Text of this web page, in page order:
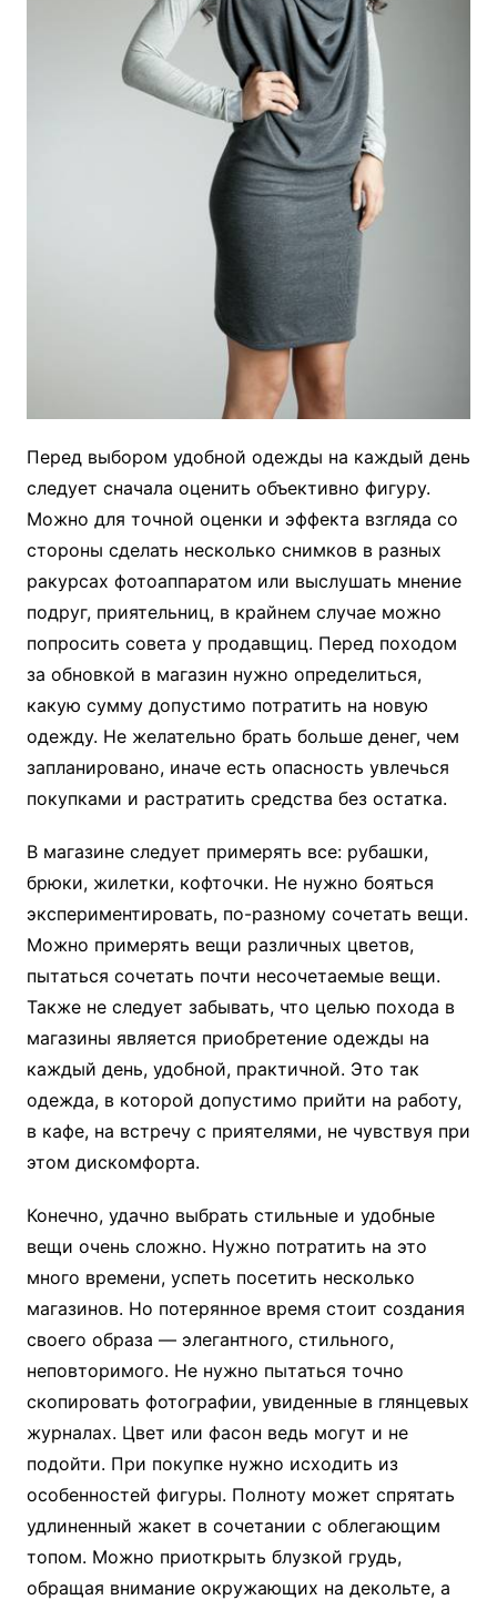
Перед выбором удобной одежды на каждый день
следует сначала оценить объективно фигуру.
Можно для точной оценки и эффекта взгляда со
стороны сделать несколько снимков в разных
ракурсах фотоаппаратом или выслушать мнение
подруг, приятельниц, в крайнем случае можно
попросить совета у продавщиц. Перед походом
за обновкой в магазин нужно определиться,
какую сумму допустимо потратить на новую
одежду. Не желательно брать больше денег, чем
запланировано, иначе есть опасность увлечься
покупками и растратить средства без остатка.
В магазине следует примерять все: рубашки,
брюки, жилетки, кофточки. Не нужно бояться
экспериментировать, по-разному сочетать вещи.
Можно примерять вещи различных цветов,
пытаться сочетать почти несочетаемые вещи.
Также не следует забывать, что целью похода в
магазины является приобретение одежды на
каждый день, удобной, практичной. Это так
одежда, в которой допустимо прийти на работу,
в кафе, на встречу с приятелями, не чувствуя при
этом дискомфорта.
Конечно, удачно выбрать стильные и удобные
вещи очень сложно. Нужно потратить на это
много времени, успеть посетить несколько
магазинов. Но потерянное время стоит создания
своего образа — элегантного, стильного,
неповторимого. Не нужно пытаться точно
скопировать фотографии, увиденные в глянцевых
журналах. Цвет или фасон ведь могут и не
подойти. При покупке нужно исходить из
особенностей фигуры. Полноту может спрятать
удлиненный жакет в сочетании с облегающим
топом. Можно приоткрыть блузкой грудь,
обращая внимание окружающих на декольте, а